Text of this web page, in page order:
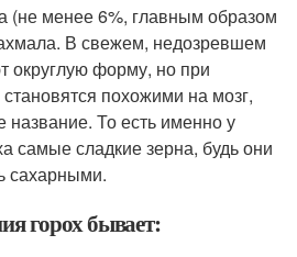
(не менее 6%, главным образом
В свежем, недозревшем
округлую форму, но при
похожими на мозг,
название. То есть именно у
самые сладкие зерна, будь они
сахарными.
горох бывает: